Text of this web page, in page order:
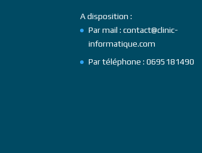
A disposition :
Par mail : contact@clinic-
informatique.com
Par téléphone : 0695181490